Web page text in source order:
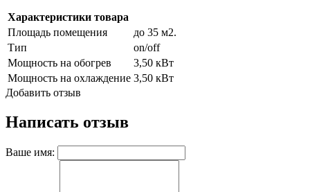
Характеристики товара
Площадь помещения
до 35 м2.
Тип
on/off
Мощность на обогрев
3,50 кВт
Мощность на охлаждение 3,50 кВт
Добавить отзыв
Написать отзыв
Ваше имя: